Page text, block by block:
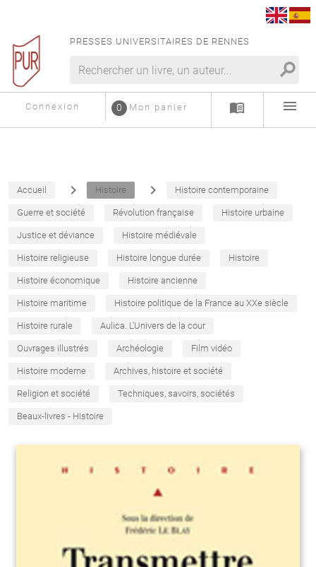
PRESSES UNIVERSITAIRES DE RENNES
search
Connexion Mon panier
0 menu_book menu
Accueil navigate_next Histoire navigate_next Histoire contemporaine
Guerre et société Révolution française Histoire urbaine
Justice et déviance Histoire médiévale
Histoire religieuse Histoire longue durée Histoire
Histoire économique Histoire ancienne
Histoire maritime Histoire politique de la France au XXe siècle
Histoire rurale Aulica. L'Univers de la cour
Ouvrages illustrés Archéologie Film vidéo
Histoire moderne Archives, histoire et société
Religion et société Techniques, savoirs, sociétés
Beaux-livres - Histoire